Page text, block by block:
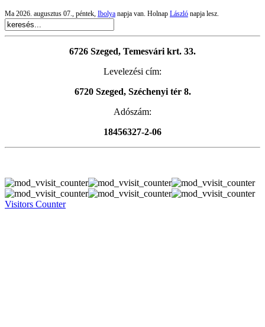
Ma 2026. augusztus 07., péntek, Ibolya napja van. Holnap László napja lesz.
6726 Szeged, Temesvári krt. 33.
Levelezési cím:
6720 Szeged, Széchenyi tér 8.
Adószám:
18456327-2-06
Visitors Counter